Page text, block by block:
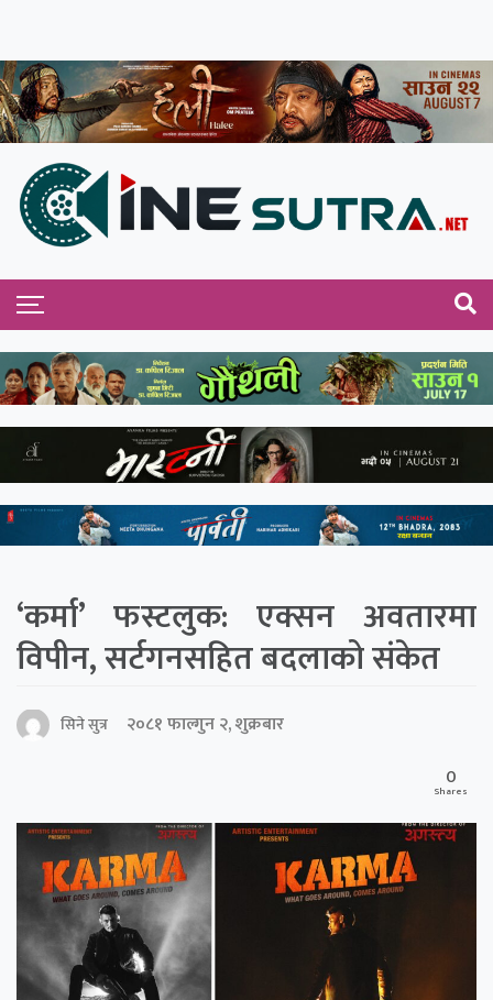
‘कर्मा’ फस्टलुक: एक्सन अवतारमा
विपीन, सर्टगनसहित बदलाको संकेत
सिने सुत्र
२०८१ फाल्गुन २, शुक्रबार
0
Shares